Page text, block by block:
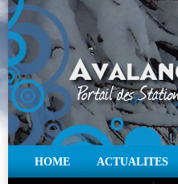
HOME ACTUALITES